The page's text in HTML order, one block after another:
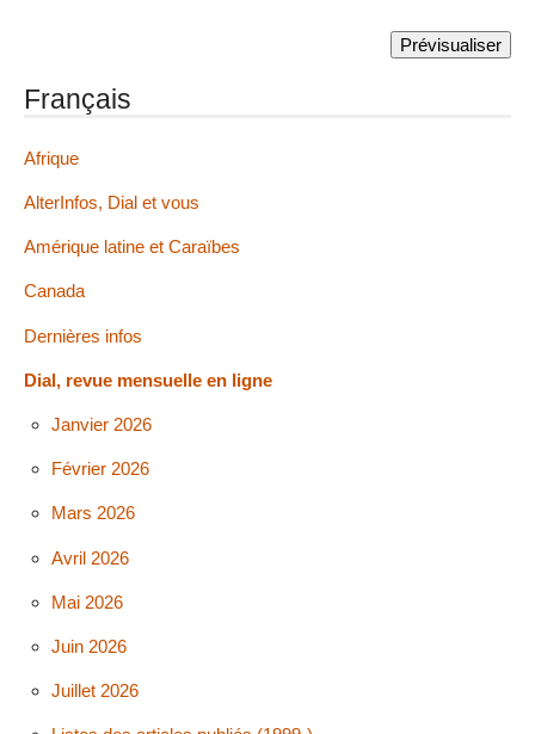
Français
Afrique
AlterInfos, Dial et vous
Amérique latine et Caraïbes
Canada
Dernières infos
Dial, revue mensuelle en ligne
Janvier 2026
Février 2026
Mars 2026
Avril 2026
Mai 2026
Juin 2026
Juillet 2026